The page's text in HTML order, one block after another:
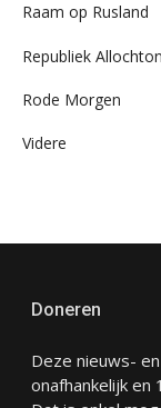
Raam op Rusland
Republiek
Rode Morgen
Videre
Doneren
Deze nieuws-
onafhankelijk